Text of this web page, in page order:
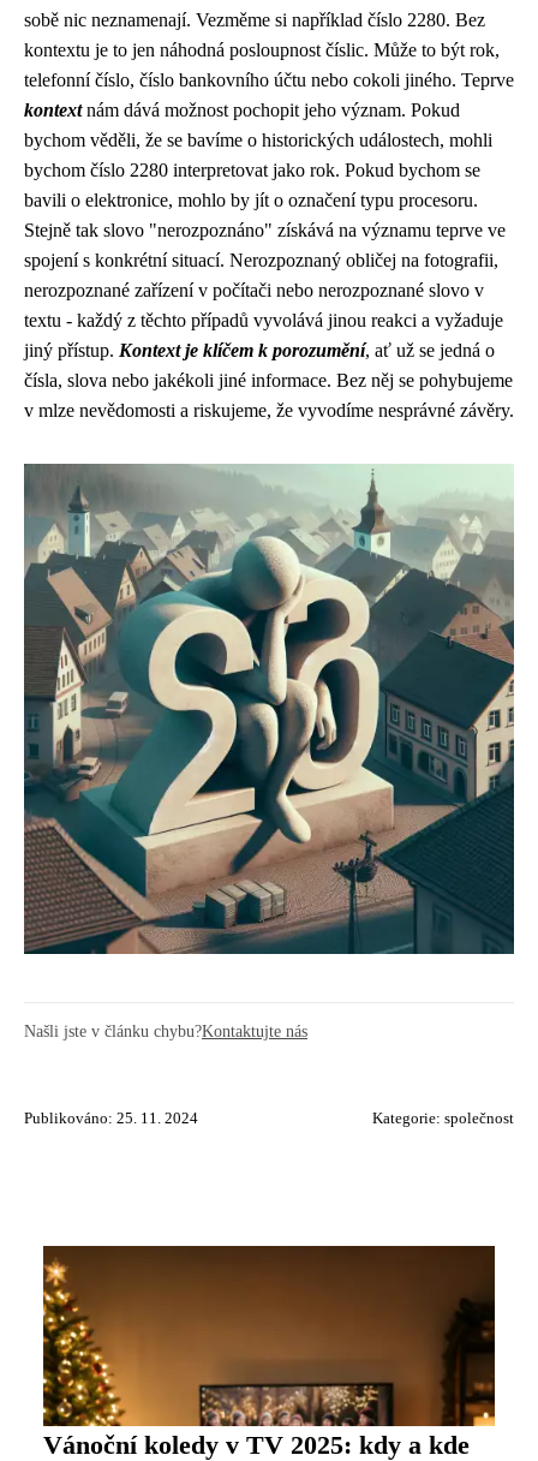
sobě nic neznamenají. Vezměme si například číslo 2280. Bez
kontextu je to jen náhodná posloupnost číslic. Může to být rok,
telefonní číslo, číslo bankovního účtu nebo cokoli jiného. Teprve
kontextnám dává možnost pochopit jeho význam. Pokud
bychom věděli, že se bavíme o historických událostech, mohli
bychom číslo 2280 interpretovat jako rok. Pokud bychom se
bavili o elektronice, mohlo by jít o označení typu procesoru.
Stejně tak slovo "nerozpoznáno" získává na významu teprve ve
spojení s konkrétní situací. Nerozpoznaný obličej na fotografii,
nerozpoznané zařízení v počítači nebo nerozpoznané slovo v
textu - každý z těchto případů vyvolává jinou reakci a vyžaduje
jiný přístup. Kontext je klíčem k porozumění, ať už se jedná o
čísla, slova nebo jakékoli jiné informace. Bez něj se pohybujeme
v mlze nevědomosti a riskujeme, že vyvodíme nesprávné závěry.
Našli jste v článku chybu?Kontaktujte nás
Publikováno: 25. 11. 2024 Kategorie: společnost
Vánoční koledy v TV 2025: kdy a kde